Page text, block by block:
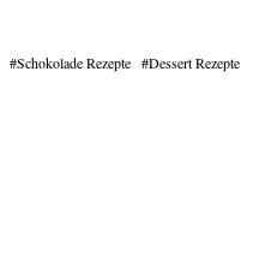
Schokolade Rezepte
Dessert Rezepte